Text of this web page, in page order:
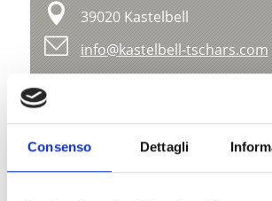
Consenso Dettagli
39020 Kastelbell
info@kastelbell-tschars.com
Posizione
Impressioni